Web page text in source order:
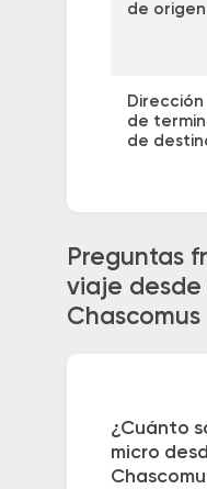
de origen
Dirección
de
de
Preguntas
viaje desde
Chascomus
¿Cuánto
micro